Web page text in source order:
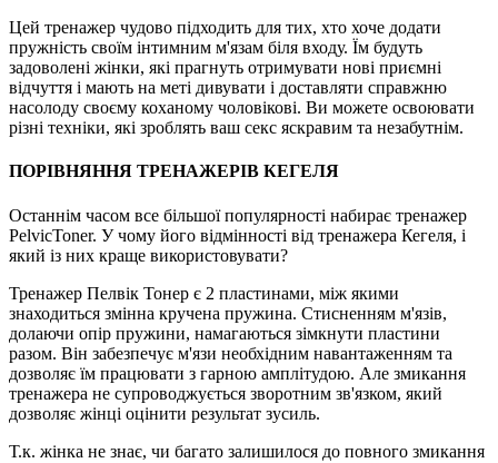
Цей тренажер чудово підходить для тих, хто хоче додати
пружність своїм інтимним м'язам біля входу. Їм будуть
задоволені жінки, які прагнуть отримувати нові приємні
відчуття і мають на меті дивувати і доставляти справжню
насолоду своєму коханому чоловікові. Ви можете освоювати
різні техніки, які зроблять ваш секс яскравим та незабутнім.
ПОРІВНЯННЯ ТРЕНАЖЕРІВ КЕГЕЛЯ
Останнім часом все більшої популярності набирає тренажер
PelvicToner. У чому його відмінності від тренажера Кегеля, і
який із них краще використовувати?
Тренажер Пелвік Тонер є 2 пластинами, між якими
знаходиться змінна кручена пружина. Стисненням м'язів,
долаючи опір пружини, намагаються зімкнути пластини
разом. Він забезпечує м'язи необхідним навантаженням та
дозволяє їм працювати з гарною амплітудою. Але змикання
тренажера не супроводжується зворотним зв'язком, який
дозволяє жінці оцінити результат зусиль.
Т.к. жінка не знає, чи багато залишилося до повного змикання